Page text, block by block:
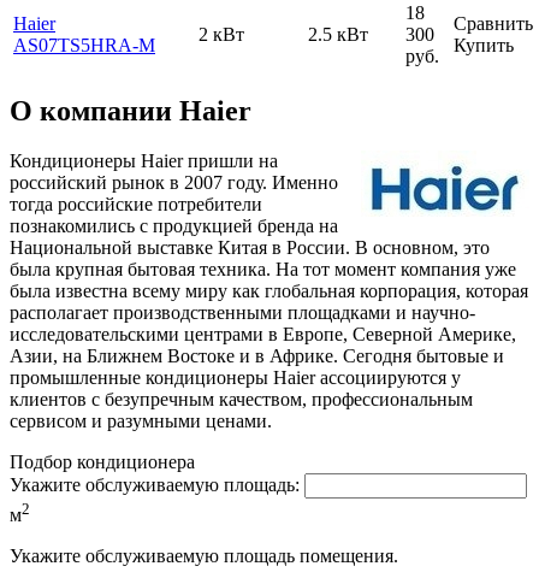
Haier
AS07TS5HRA-M
2 кВт 2.5 кВт
18
300
руб.
Сравнить
Купить
О компании Haier
Кондиционеры Haier пришли на
российский рынок в 2007 году. Именно
тогда российские потребители
познакомились с продукцией бренда на
Национальной выставке Китая в России. В основном, это
была крупная бытовая техника. На тот момент компания уже
была известна всему миру как глобальная корпорация, которая
располагает производственными площадками и научно-
исследовательскими центрами в Европе, Северной Америке,
Азии, на Ближнем Востоке и в Африке. Сегодня бытовые и
промышленные кондиционеры Haier ассоциируются у
клиентов с безупречным качеством, профессиональным
сервисом и разумными ценами.
Подбор кондиционера
Укажите обслуживаемую площадь:
м2
Укажите обслуживаемую площадь помещения.